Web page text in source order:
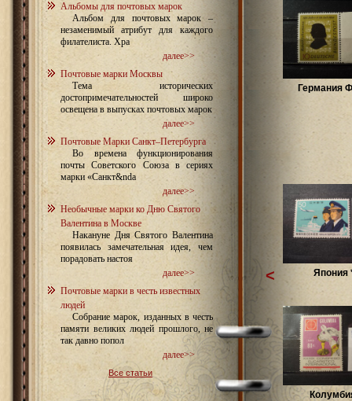
Альбомы для почтовых марок
Альбом для почтовых марок –
незаменимый атрибут для каждого
филателиста. Хра
далее>>
Почтовые марки Москвы
Тема исторических
достопримечательностей широко
освещена в выпусках почтовых марок
далее>>
Почтовые Марки Санкт–Петербурга
Во времена функционирования
почты Советского Союза в сериях
марки «Санкт&nda
далее>>
Необычные марки ко Дню Святого
Валентина в Москве
Накануне Дня Святого Валентина
появилась замечательная идея, чем
порадовать настоя
далее>>
Почтовые марки в честь известных
людей
Собрание марок, изданных в честь
памяти великих людей прошлого, не
так давно попол
далее>>
Все статьи
Германия
Япония
<